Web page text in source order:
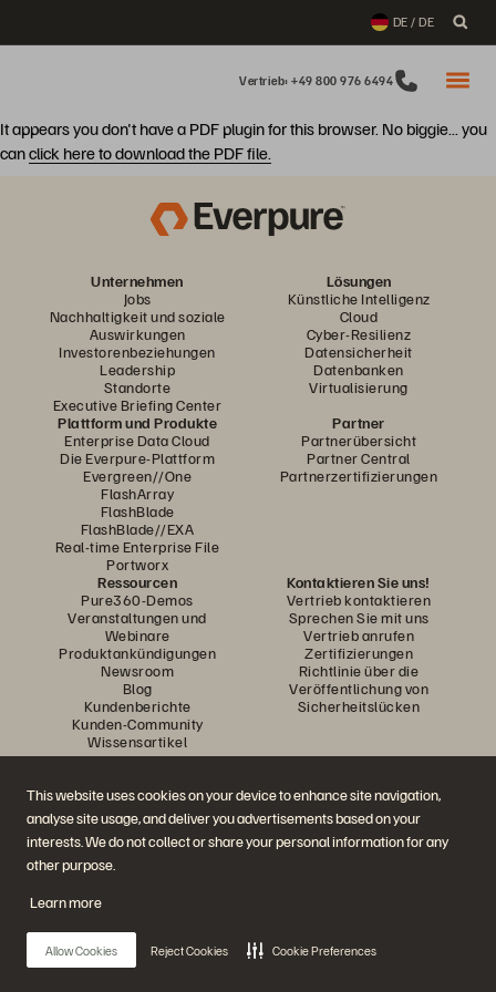
This website uses cookies on your device to enhance site navigation,
analyse site usage, and deliver you advertisements based on your
interests. We do not collect or share your personal information for any
other purpose.
Learn more
Allow Cookies Reject Cookies Cookie Preferences
DE / DE
Vertrieb: +49 800 976 6494
It appears you don't have a PDF plugin for this browser. No biggie... you
canclick here to download the PDF file.
Unternehmen
Jobs
Nachhaltigkeit und soziale
Auswirkungen
Investorenbeziehungen
Leadership
Standorte
Executive Briefing Center
Lösungen
Künstliche Intelligenz
Cloud
Cyber-Resilienz
Datensicherheit
Datenbanken
Virtualisierung
Plattform und Produkte
Enterprise Data Cloud
Die Everpure-Plattform
Evergreen//One
FlashArray
FlashBlade
FlashBlade//EXA
Real-time Enterprise File
Portworx
Partner
Partnerübersicht
Partner Central
Partnerzertifizierungen
Ressourcen
Pure360-Demos
Veranstaltungen und
Webinare
Produktankündigungen
Newsroom
Blog
Kundenberichte
Kunden-Community
Wissensartikel
Kontaktieren Sie uns!
Vertrieb kontaktieren
Sprechen Sie mit uns
Vertrieb anrufen
Zertifizierungen
Richtlinie über die
Veröffentlichung von
Sicherheitslücken
Diskutiere mit
Folgen Sie den Everpure Social Media Kanälen
Nutzungsbedingungen der Website
Vertrauenszentrum Cookie-Einstellungen